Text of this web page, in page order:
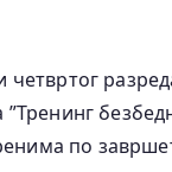
четвртог
”Тренинг
по